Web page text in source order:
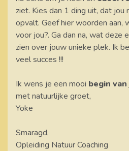
ziet. Kies dan 1 ding uit, dat jou
opvalt. Geef hier woorden aan,
voor jou?. Ga dan na, wat deze
zien over jouw unieke plek. Ik
veel succes !!!
Ik wens je een mooi begin
met natuurlijke groet,
Yoke
Smaragd,
Opleiding Natuur Coaching